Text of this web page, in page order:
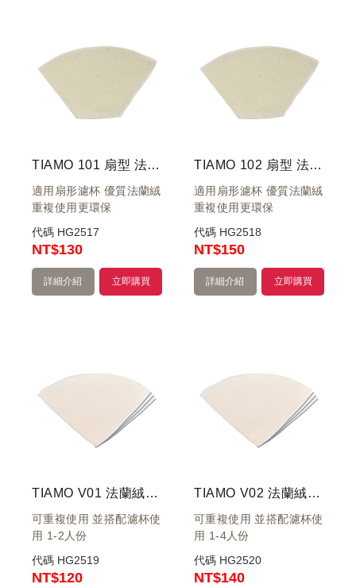
TIAMO 101 扇型 法蘭絨咖啡濾布 1-2杯用 (3枚入)
適用扇形濾杯 優質法蘭絨
重複使用更環保
代碼 HG2517
NT$130
立即購買
詳細介紹
TIAMO 102 扇型 法蘭絨咖啡濾布 1-4杯用 (3枚入)
適用扇形濾杯 優質法蘭絨
重複使用更環保
代碼 HG2518
NT$150
立即購買
詳細介紹
TIAMO V01 法蘭絨咖啡濾布 1-2 杯用 (3枚入)
可重複使用 並搭配濾杯使
用 1-2人份
代碼 HG2519
NT$120
TIAMO V02 法蘭絨咖啡濾布 1-4杯用 (3枚入)
可重複使用 並搭配濾杯使
用 1-4人份
代碼 HG2520
NT$140